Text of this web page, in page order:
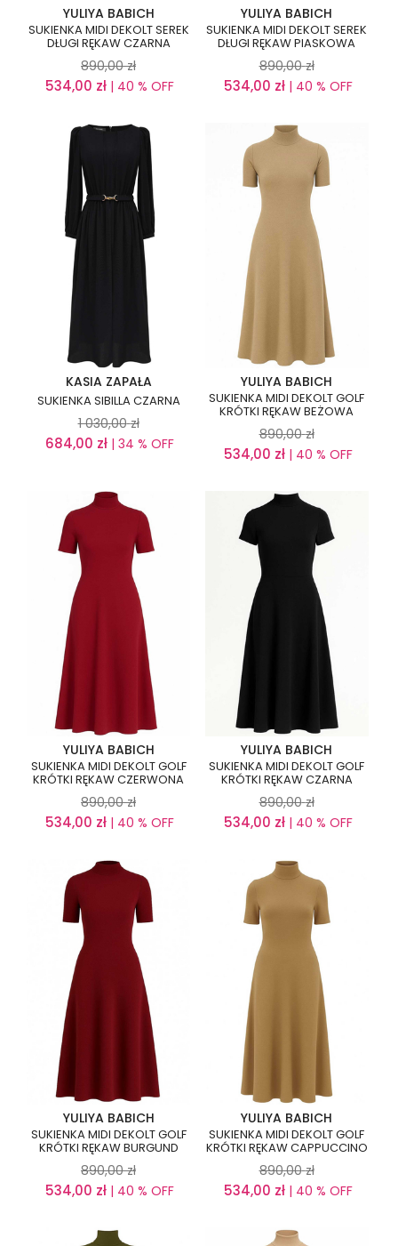
YULIYA BABICH
SUKIENKA MIDI DEKOLT SEREK
DŁUGI RĘKAW CZARNA
890,00 zł
534,00 zł | 40 % OFF
YULIYA BABICH
SUKIENKA MIDI DEKOLT SEREK
DŁUGI RĘKAW PIASKOWA
890,00 zł
534,00 zł| 40 % OFF
KASIA ZAPAŁA
SUKIENKA SIBILLA CZARNA
1 030,00 zł
684,00 zł | 34 % OFF
YULIYA BABICH
SUKIENKA MIDI DEKOLT GOLF
KRÓTKI RĘKAW BEŻOWA
890,00 zł
534,00 zł| 40 % OFF
YULIYA BABICH
SUKIENKA MIDI DEKOLT GOLF
KRÓTKI RĘKAW CZERWONA
890,00 zł
534,00 zł | 40 % OFF
YULIYA BABICH
SUKIENKA MIDI DEKOLT GOLF
KRÓTKI RĘKAW CZARNA
890,00 zł
534,00 zł| 40 % OFF
YULIYA BABICH
SUKIENKA MIDI DEKOLT GOLF
KRÓTKI RĘKAW BURGUND
890,00 zł
534,00 zł | 40 % OFF
YULIYA BABICH
SUKIENKA MIDI DEKOLT GOLF
KRÓTKI RĘKAW CAPPUCCINO
890,00 zł
534,00 zł| 40 % OFF